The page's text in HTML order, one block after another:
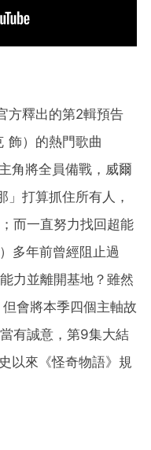
方釋出的第2輯預告
飾）的熱門歌曲
角將全員備戰，威爾
」打算抓住所有人，
而一直努力找回超能
多年前曾經阻止過
力並離開基地？雖然
會將本季四個主軸故
有誠意，第9集大結
以來《怪奇物語》規